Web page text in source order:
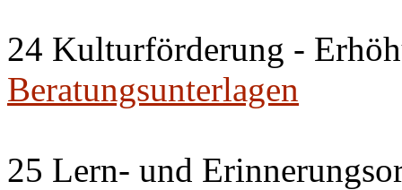
24 Kulturförderung -
Beratungsunterlagen
25 Lern- und